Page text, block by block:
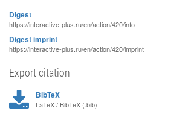
Digest
https://interactive-plus.ru/en/action/420/info
Digest imprint
https://interactive-plus.ru/en/action/420/imprint
Export citation
BibTeX
LaTeX / BibTeX (.bib)